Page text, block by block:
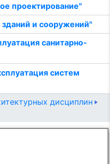
проектирование"
и сооружений"
санитарно-
систем
дисциплин